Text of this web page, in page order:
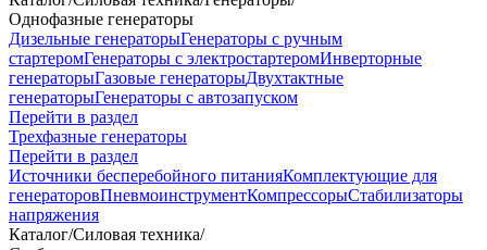
Однофазные генераторы
Дизельные генераторыГенераторы с ручным
стартеромГенераторы с электростартеромИнверторные
генераторыГазовые генераторыДвухтактные
генераторыГенераторы с автозапуском
Перейти в раздел
Трехфазные генераторы
Перейти в раздел
Источники бесперебойного питанияКомплектующие для
генераторовПневмоинструментКомпрессорыСтабилизаторы
напряжения
Каталог/Силовая техника/